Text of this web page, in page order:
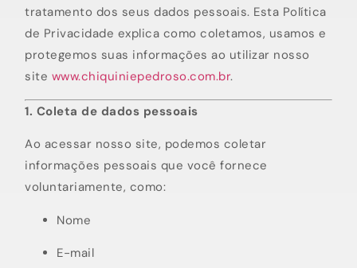
tratamento dos seus dados pessoais. Esta Política
de Privacidade explica como coletamos, usamos e
protegemos suas informações ao utilizar nosso
site www.chiquiniepedroso.com.br.
1. Coleta de dados pessoais
Ao acessar nosso site, podemos coletar
informações pessoais que você fornece
voluntariamente, como:
Nome
E-mail